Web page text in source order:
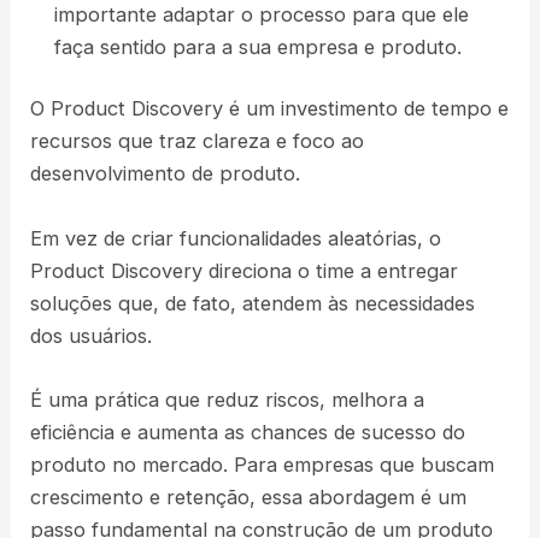
importante adaptar o processo para que ele
faça sentido para a sua empresa e produto​.
O Product Discovery é um investimento de tempo e
recursos que traz clareza e foco ao
desenvolvimento de produto.
Em vez de criar funcionalidades aleatórias, o
Product Discovery direciona o time a entregar
soluções que, de fato, atendem às necessidades
dos usuários.
É uma prática que reduz riscos, melhora a
eficiência e aumenta as chances de sucesso do
produto no mercado. Para empresas que buscam
crescimento e retenção, essa abordagem é um
passo fundamental na construção de um produto